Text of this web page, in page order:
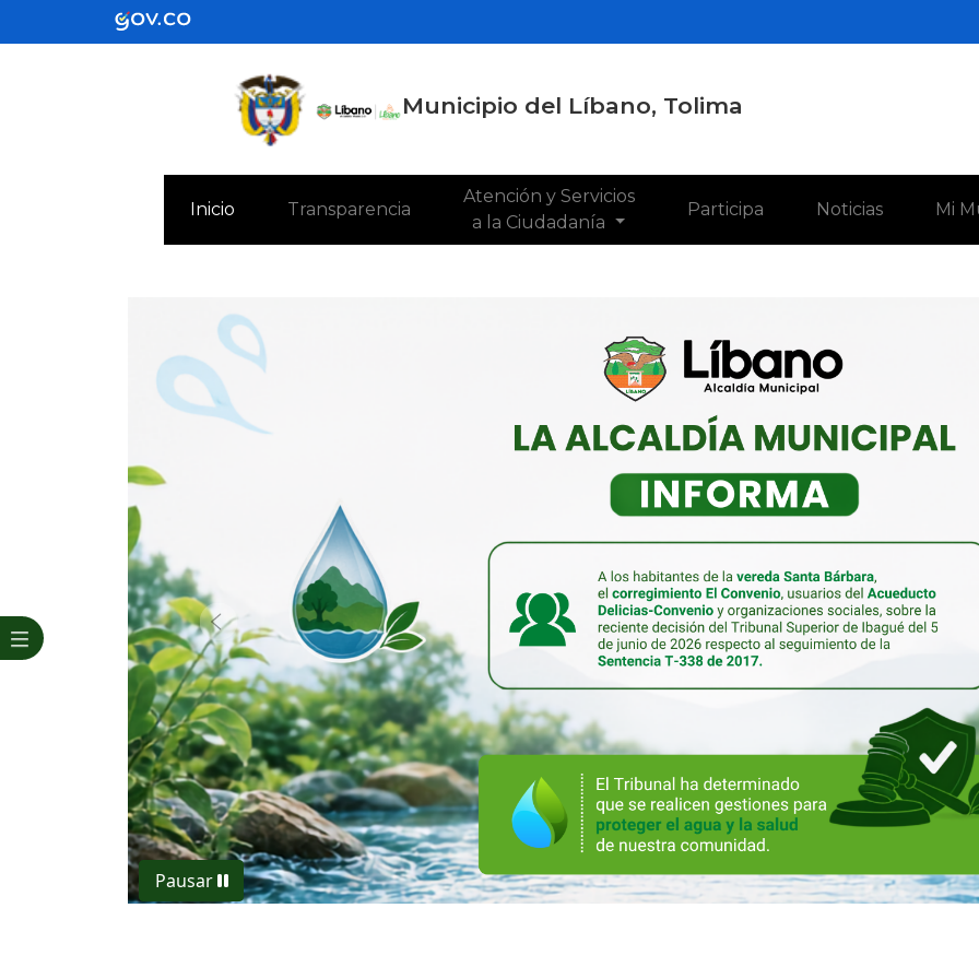
Municipio del Líbano, Tolima
Inicio(current)Transparencia
Atención y Servicios
a la Ciudadanía
Participa Noticias Mi
Previous
Pausar